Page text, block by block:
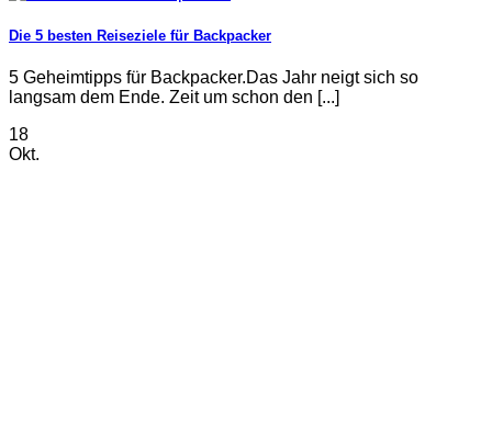
Die 5 besten Reiseziele für Backpacker
5 Geheimtipps für Backpacker.Das Jahr neigt sich so
langsam dem Ende. Zeit um schon den [...]
18
Okt.